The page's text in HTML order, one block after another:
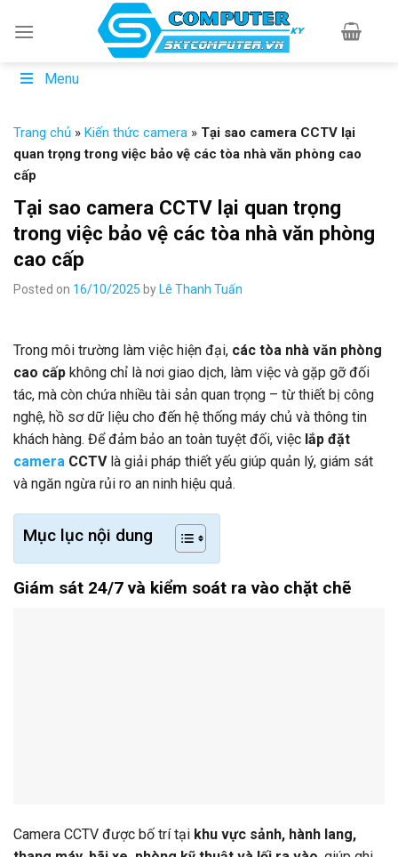
Menu
Trang chủ » Kiến thức camera » Tại sao camera CCTV lại
quan trọng trong việc bảo vệ các tòa nhà văn phòng cao
cấp
Tại sao camera CCTV lại quan trọng
trong việc bảo vệ các tòa nhà văn phòng
cao cấp
Posted on 16/10/2025 by Lê Thanh Tuấn
Trong môi trường làm việc hiện đại, các tòa nhà văn phòng
cao cấp không chỉ là nơi giao dịch, làm việc và gặp gỡ đối
tác, mà còn chứa nhiều tài sản quan trọng – từ thiết bị công
nghệ, hồ sơ dữ liệu cho đến hệ thống máy chủ và thông tin
khách hàng. Để đảm bảo an toàn tuyệt đối, việc lắp đặt
camera CCTVlà giải pháp thiết yếu giúp quản lý, giám sát
và ngăn ngừa rủi ro an ninh hiệu quả.
Mục lục nội dung
Giám sát 24/7 và kiểm soát ra vào chặt chẽ
Camera CCTV được bố trí tại khu vực sảnh, hành lang,